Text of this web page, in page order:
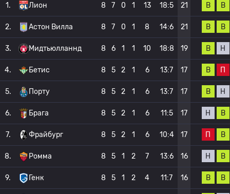
1. Лион 8 7 0 1 13 18:5 21 В В
2. Астон Вилла 8 7 0 1 8 14:6 21 В В
3. Мидтьюлланнд 8 6 1 1 10 18:8 19 В Н
4. Бетис 8 5 2 1 6 13:7 17 В П
5. Порту 8 5 2 1 6 13:7 17 В Н
6. Брага 8 5 2 1 6 11:5 17 Н В
7. Фрайбург 8 5 2 1 6 10:4 17 П В
8. Ромма 8 5 1 2 7 13:6 16 Н В
9. Генк 8 5 1 2 4 11:7 16 В В